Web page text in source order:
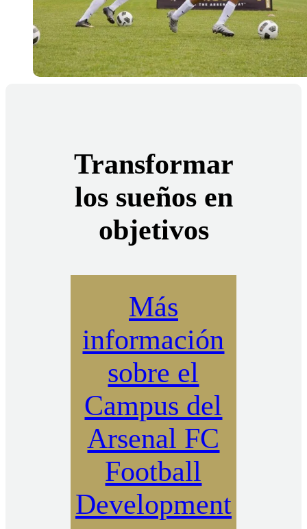
Transformar
los sueños en
objetivos
Más
información
sobre el
Campus del
Arsenal FC
Football
Development